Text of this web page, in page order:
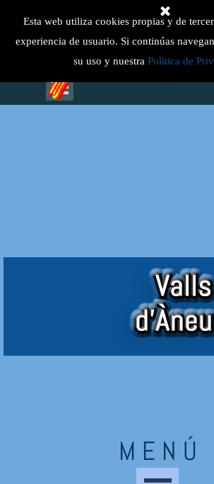
Esta web utiliza cookies propias y de
experiencia de usuario. Si continúas
su uso y nuestra Politica de
Saltar menú
Select Language
M E N Ú